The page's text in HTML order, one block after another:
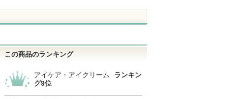
この商品のランキング
アイケア・アイクリーム
ランキン
グ9位